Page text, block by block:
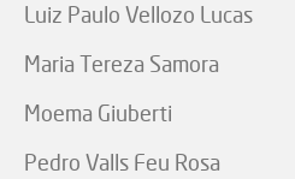
Luiz Paulo Vellozo Lucas
Maria Tereza Samora
Moema Giuberti
Pedro Valls Feu Rosa